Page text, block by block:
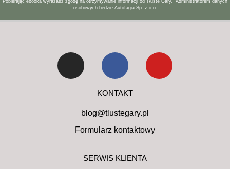
osobowych będzie Autofagia Sp. z o.o.
KONTAKT
blog@tlustegary.pl
Formularz kontaktowy
SERWIS KLIENTA